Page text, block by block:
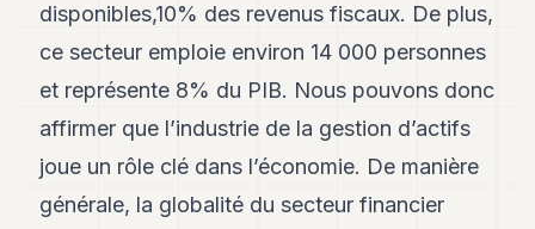
19
18
Andy
Andy
Andy
14
disponibles,10% des revenus fiscaux. De plus,
ce secteur emploie environ 14 000 personnes
et représente 8% du PIB. Nous pouvons donc
affirmer que l’industrie de la gestion d’actifs
joue un rôle clé dans l’économie. De manière
générale, la globalité du secteur financier